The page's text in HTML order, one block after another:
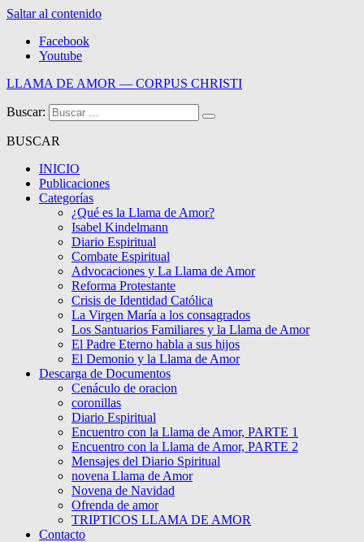
Saltar al contenido
Facebook
Youtube
LLAMA DE AMOR — CORPUS CHRISTI
Blog de la Llama de Amor
Buscar:
BUSCAR
INICIO
Publicaciones
Categorías
¿Qué es la Llama de Amor?
Isabel Kindelmann
Diario Espiritual
Combate Espiritual
Advocaciones y La Llama de Amor
Reforma Protestante
Crisis de Identidad Católica
La Virgen María a los consagrados
Los Santuarios Familiares y la Llama de Amor
El Padre Eterno habla a sus hijos
El Demonio y la Llama de Amor
Descarga de Documentos
Cenáculo de oracion
coronillas
Diario Espiritual
Encuentro con la Llama de Amor, PARTE 1
Encuentro con la Llama de Amor, PARTE 2
Mensajes del Diario Spiritual
novena Llama de Amor
Novena de Navidad
Ofrenda de amor
TRIPTICOS LLAMA DE AMOR
Contacto